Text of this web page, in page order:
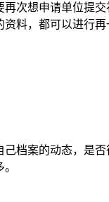
次想申请单位提
料，都可以进行再
档案的动态，是